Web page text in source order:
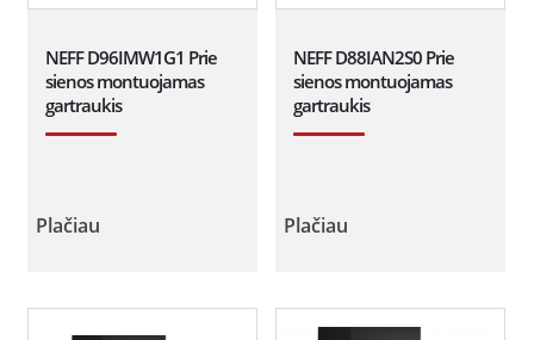
NEFF D96IMW1G1 Prie
sienos montuojamas
gartraukis
Plačiau
NEFF D88IAN2S0 Prie
sienos montuojamas
gartraukis
Plačiau